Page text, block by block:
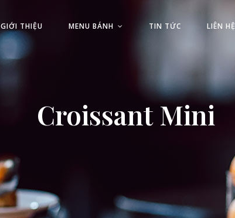
GIỚI THIỆU MENU BÁNH TIN TỨC LIÊN HỆ
Croissant Mini